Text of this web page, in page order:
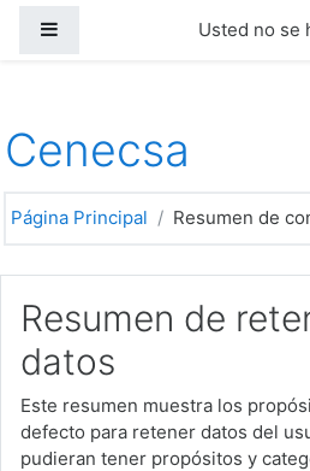
Usted no se
Cenecsa
Página Principal Resumen de
Resumen de
datos
Este resumen muestra los
defecto para retener datos del
pudieran tener propósitos y